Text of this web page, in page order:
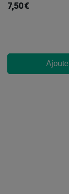
7,50 €